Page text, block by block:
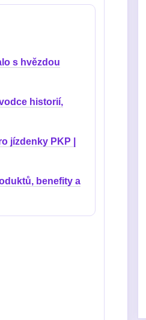
s hvězdou
historií,
jízdenky PKP |
benefity a